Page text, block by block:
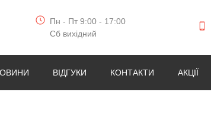
Пн - Пт 9:00 - 17:00
Сб вихідний
ВІДГУКИ КОНТАКТИ АКЦІЇ